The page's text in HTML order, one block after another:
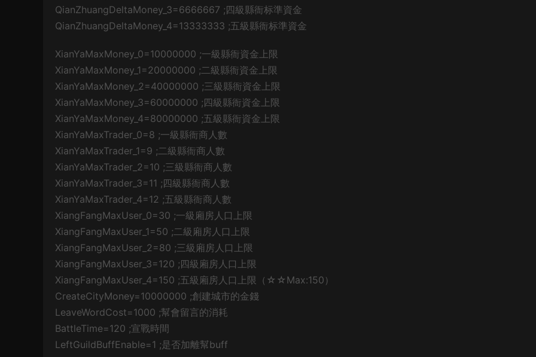
QianZhuangDeltaMoney_3=6666667 ;四級縣衙标準資金
QianZhuangDeltaMoney_4=13333333 ;五級縣衙标準資金
XianYaMaxMoney_0=10000000 ;一級縣衙資金上限
XianYaMaxMoney_1=20000000 ;二級縣衙資金上限
XianYaMaxMoney_2=40000000 ;三級縣衙資金上限
XianYaMaxMoney_3=60000000 ;四級縣衙資金上限
XianYaMaxMoney_4=80000000 ;五級縣衙資金上限
XianYaMaxTrader_0=8 ;一級縣衙商人數
XianYaMaxTrader_1=9 ;二級縣衙商人數
XianYaMaxTrader_2=10 ;三級縣衙商人數
XianYaMaxTrader_3=11 ;四級縣衙商人數
XianYaMaxTrader_4=12 ;五級縣衙商人數
XiangFangMaxUser_0=30 ;一級廂房人口上限
XiangFangMaxUser_1=50 ;二級廂房人口上限
XiangFangMaxUser_2=80 ;三級廂房人口上限
XiangFangMaxUser_3=120 ;四級廂房人口上限
XiangFangMaxUser_4=150 ;五級廂房人口上限（☆☆Max:150）
CreateCityMoney=10000000 ;創建城市的金錢
LeaveWordCost=1000 ;幫會留言的消耗
BattleTime=120 ;宣戰時間
LeftGuildBuffEnable=1 ;是否加離幫buff